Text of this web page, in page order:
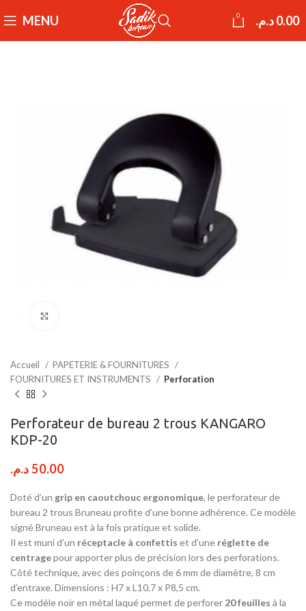
MENU 0 0.00د.م.
Accueil
PAPETERIE & FOURNITURES
FOURNITURES ET INSTRUMENTS
Perforation
Perforateur de bureau 2 trous KANGARO
KDP-20
50.00د.م.
Doté d’un grip en caoutchouc ergonomique, le perforateur de
bureau 2 trous Bruneau profite d’une bonne adhérence. Ce modèle
signé Bruneau est à la fois pratique et solide.
Il est muni d’un réceptacle à confettis et d’une réglette de
centragepour apporter plus de précision lors des perforations.
Côté technique, avec des poinçons de 6 mm de diamètre, 8 cm
d’entraxe. Dimensions : H7 x L10,7 x P8,5 cm.
Ce modèle noir en métal laqué permet de perforer 20 feuilles à la